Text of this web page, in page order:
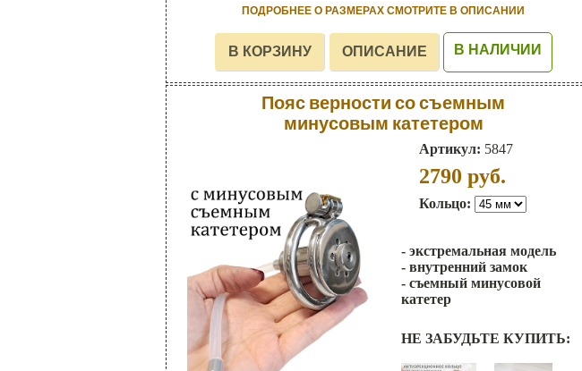
ПОДРОБНЕЕ О РАЗМЕРАХ СМОТРИТЕ В ОПИСАНИИ
В НАЛИЧИИ
Пояс верности со съемным
минусовым катетером
Артикул: 5847
2790 руб.
Кольцо:
- экстремальная модель
- внутренний замок
- съемный минусовой
катетер
НЕ ЗАБУДЬТЕ КУПИТЬ: